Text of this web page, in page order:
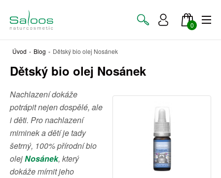
0
Úvod - Blog - Dětský bio olej Nosánek
Dětský bio olej Nosánek
Nachlazení dokáže
potrápit nejen dospělé, ale
i děti. Pro nachlazení
miminek a dětí je tady
šetrný, 100% přírodní bio
olejNosánek, který
dokáže mírnit jeho